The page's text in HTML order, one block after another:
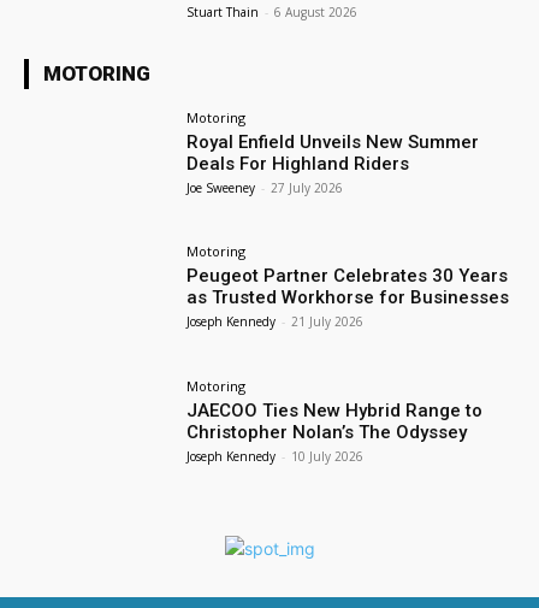
Stuart Thain - 6 August 2026
MOTORING
Motoring
Royal Enfield Unveils New Summer
Deals For Highland Riders
Joe Sweeney - 27 July 2026
Motoring
Peugeot Partner Celebrates 30 Years
as Trusted Workhorse for Businesses
Joseph Kennedy - 21 July 2026
Motoring
JAECOO Ties New Hybrid Range to
Christopher Nolan’s The Odyssey
Joseph Kennedy - 10 July 2026